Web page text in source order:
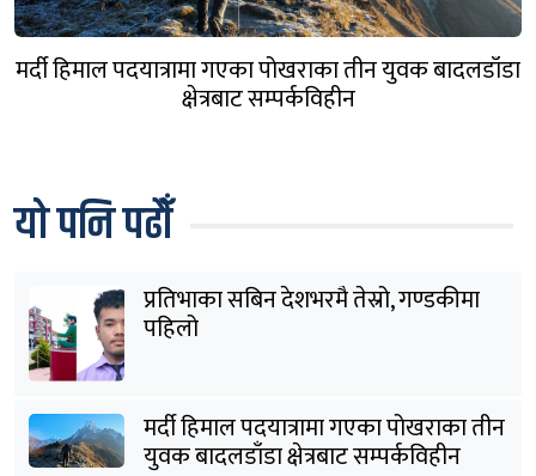
मर्दी हिमाल पदयात्रामा गएका पोखराका तीन युवक बादलडाँडा
क्षेत्रबाट सम्पर्कविहीन
यो पनि पढौँ
प्रतिभाका सबिन देशभरमै तेस्रो, गण्डकीमा
पहिलो
मर्दी हिमाल पदयात्रामा गएका पोखराका तीन
युवक बादलडाँडा क्षेत्रबाट सम्पर्कविहीन